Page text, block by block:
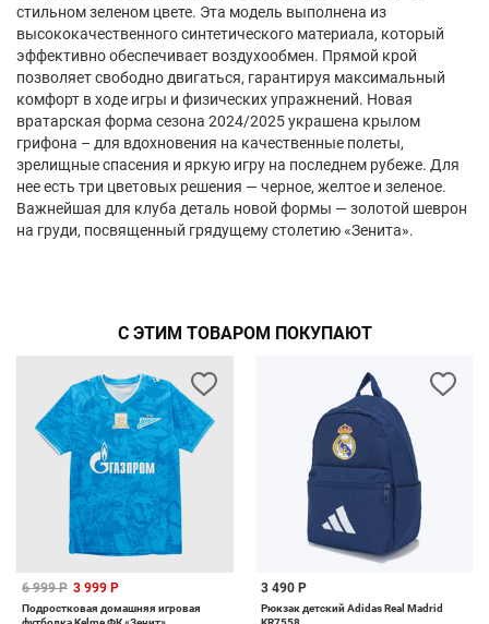
стильном зеленом цвете. Эта модель выполнена из
высококачественного синтетического материала, который
эффективно обеспечивает воздухообмен. Прямой крой
позволяет свободно двигаться, гарантируя максимальный
комфорт в ходе игры и физических упражнений. Новая
вратарская форма сезона 2024/2025 украшена крылом
грифона – для вдохновения на качественные полеты,
зрелищные спасения и яркую игру на последнем рубеже. Для
нее есть три цветовых решения — черное, желтое и зеленое.
Важнейшая для клуба деталь новой формы — золотой шеврон
на груди, посвященный грядущему столетию «Зенита».
С ЭТИМ ТОВАРОМ ПОКУПАЮТ
6 999 Р 3 999 Р
Подростковая домашняя игровая
3 490 Р
Рюкзак детский Adidas Real Madrid